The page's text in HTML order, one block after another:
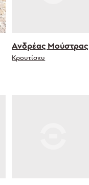
Ανδρέας Μούστρας
Κρουτίσκυ